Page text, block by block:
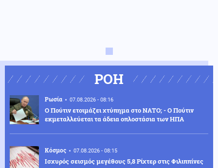
ΡΟΗ
Ρωσία 07.08.2026 - 08:16
Ο Πούτιν ετοιμάζει χτύπημα στο ΝΑΤΟ; - Ο Πούτιν
εκμεταλλεύεται τα άδεια οπλοστάσια των ΗΠΑ
Κόσμος 07.08.2026 - 08:15
Ισχυρός σεισμός μεγέθους 5,8 Ρίχτερ στις Φιλιππίνες